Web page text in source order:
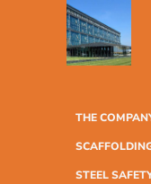
THE
STEEL